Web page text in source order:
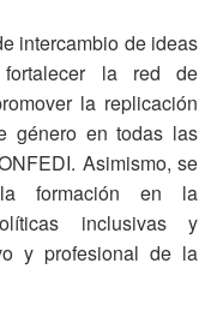
intercambio de ideas
la red de
la replicación
género en todas las
Asimismo, se
formación en la
inclusivas y
y profesional de la